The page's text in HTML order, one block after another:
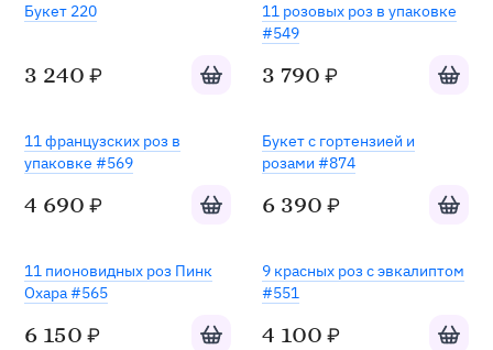
Букет 220
3 240 ₽ Добавить в корзину
11 розовых роз в упаковке
#549
3 790 ₽
11 французских роз в
упаковке #569
4 690 ₽ Добавить в корзину
Букет с гортензией и
розами #874
6 390 ₽
11 пионовидных роз Пинк
Охара #565
6 150 ₽ Добавить в корзину
9 красных роз с эвкалиптом
#551
Хит
4 100 ₽